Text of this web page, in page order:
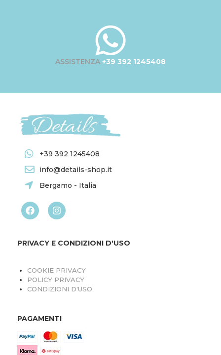
ASSISTENZA +39 392 1245408
+39 392 1245408
info@details-shop.it
Bergamo - Italia
PRIVACY E CONDIZIONI D'USO
COOKIE PRIVACY
POLICY PRIVACY
CONDIZIONI D'USO
PAGAMENTI